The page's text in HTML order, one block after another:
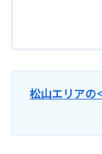
松山エリアの